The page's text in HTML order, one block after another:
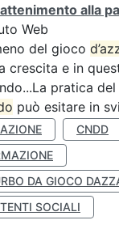
alla
Web
del gioco
crescita e in
pratica
può esitare in
CNDD
DA GIOCO
SOCIALI